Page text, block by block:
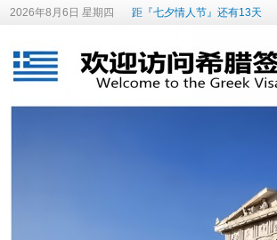
2026年8月6日 星期四 距『七夕情人节』还有13天